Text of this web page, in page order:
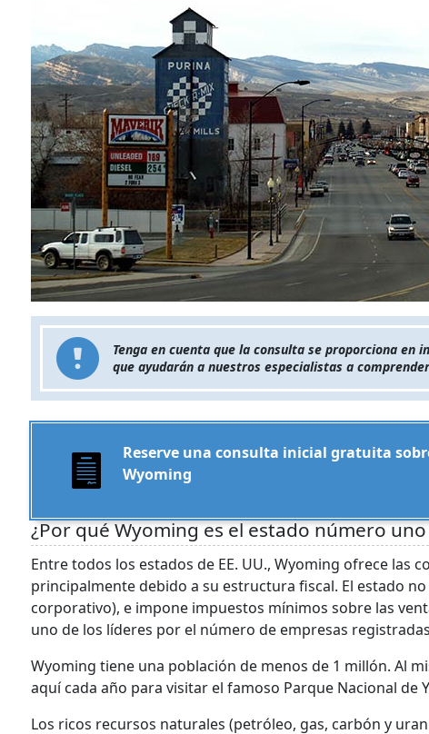
Tenga en cuenta que la consulta se proporciona en
que ayudarán a nuestros especialistas a
Reserve una consulta inicial gratuita
Wyoming
¿Por qué Wyoming es el estado número
Entre todos los estados de EE. UU., Wyoming ofrece las
principalmente debido a su estructura fiscal. El estado
corporativo), e impone impuestos mínimos sobre las
uno de los líderes por el número de empresas registradas
Wyoming tiene una población de menos de 1 millón. Al
aquí cada año para visitar el famoso Parque Nacional de
Los ricos recursos naturales (petróleo, gas, carbón y